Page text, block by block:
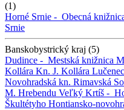
(1)
Horné Srnie - Obecná
Srnie
Banskobystrický kraj (5)
Dudince - Mestská knižnica
Kollára Kn. J. Kollára
Novohradská kn. Rimavská
M. Hrebendu Veľký Krtíš -
Škultétyho Hontiansko-